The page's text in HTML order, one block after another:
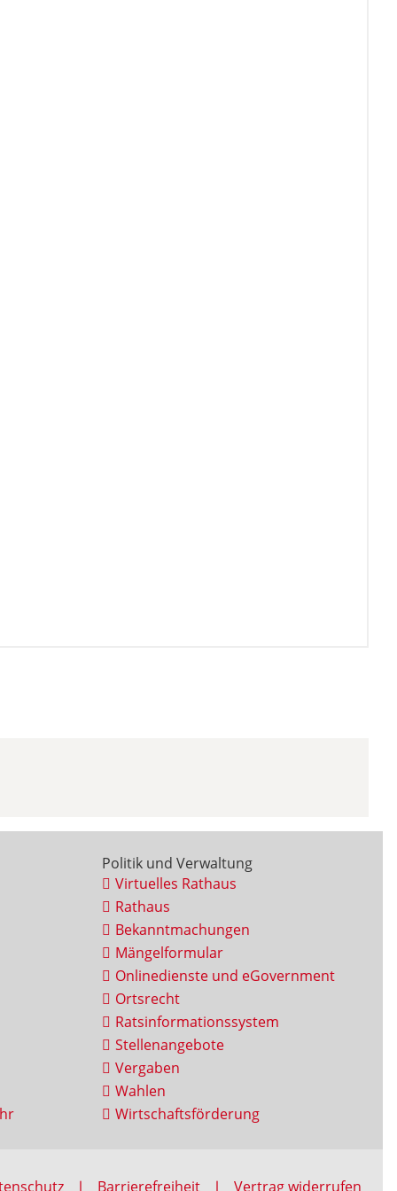
Politik und Verwaltung
Virtuelles Rathaus
Rathaus
Bekanntmachungen
Mängelformular
Onlinedienste und eGovernment
Ortsrecht
Ratsinformationssystem
Stellenangebote
Vergaben
Wahlen
Wirtschaftsförderung
Barrierefreiheit Vertrag widerrufen